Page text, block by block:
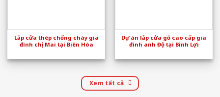
Lắp cửa thép chống cháy gia
đình chị Mai tại Biên Hòa
Dự án lắp cửa gỗ cao cấp gia
đình anh Độ tại Bình Lợi
Xem tất cả